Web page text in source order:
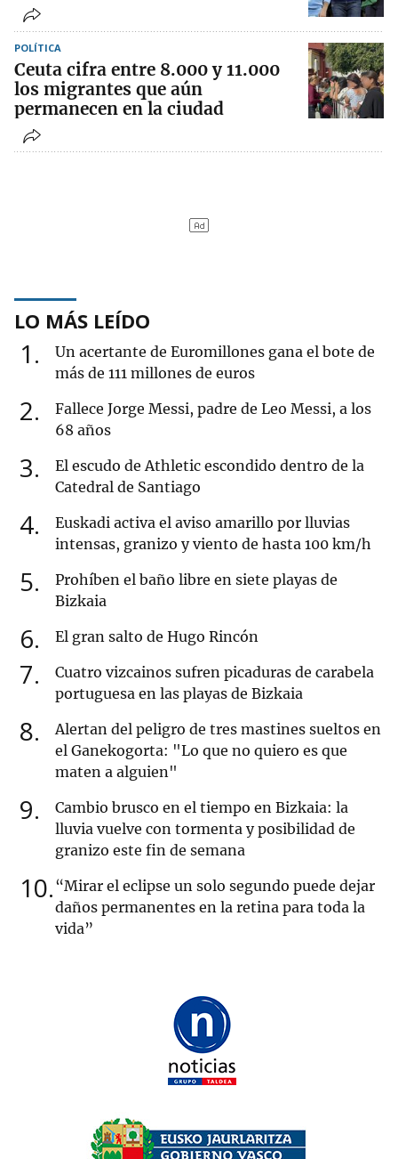
POLÍTICA
Ceuta cifra entre 8.000 y 11.000
los migrantes que aún
permanecen en la ciudad
LO MÁS LEÍDO
1
Un acertante de Euromillones gana el bote de
más de 111 millones de euros
2
Fallece Jorge Messi, padre de Leo Messi, a los
68 años
3
El escudo de Athletic escondido dentro de la
Catedral de Santiago
4
Euskadi activa el aviso amarillo por lluvias
intensas, granizo y viento de hasta 100 km/h
5
Prohíben el baño libre en siete playas de
Bizkaia
6 El gran salto de Hugo Rincón
7
Cuatro vizcainos sufren picaduras de carabela
portuguesa en las playas de Bizkaia
8
Alertan del peligro de tres mastines sueltos en
el Ganekogorta: "Lo que no quiero es que
maten a alguien"
9
Cambio brusco en el tiempo en Bizkaia: la
lluvia vuelve con tormenta y posibilidad de
granizo este fin de semana
10 “Mirar el eclipse un solo segundo puede dejar
daños permanentes en la retina para toda la
vida”